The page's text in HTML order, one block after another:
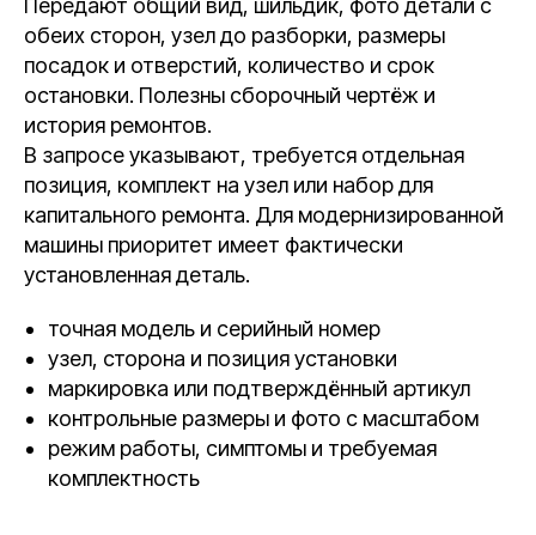
Передают общий вид, шильдик, фото детали с
обеих сторон, узел до разборки, размеры
посадок и отверстий, количество и срок
остановки. Полезны сборочный чертёж и
история ремонтов.
В запросе указывают, требуется отдельная
позиция, комплект на узел или набор для
капитального ремонта. Для модернизированной
машины приоритет имеет фактически
установленная деталь.
точная модель и серийный номер
узел, сторона и позиция установки
маркировка или подтверждённый артикул
контрольные размеры и фото с масштабом
режим работы, симптомы и требуемая
комплектность